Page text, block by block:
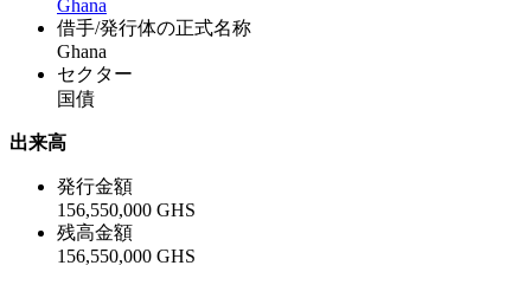
Ghana
借手/発行体の正式名称
Ghana
セクター
国債
出来高
発行金額
156,550,000 GHS
残高金額
156,550,000 GHS